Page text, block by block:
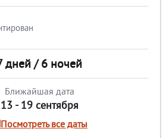
дней / 6 ночей
Ближайшая дата
13 - 19 сентября
Посмотреть все даты